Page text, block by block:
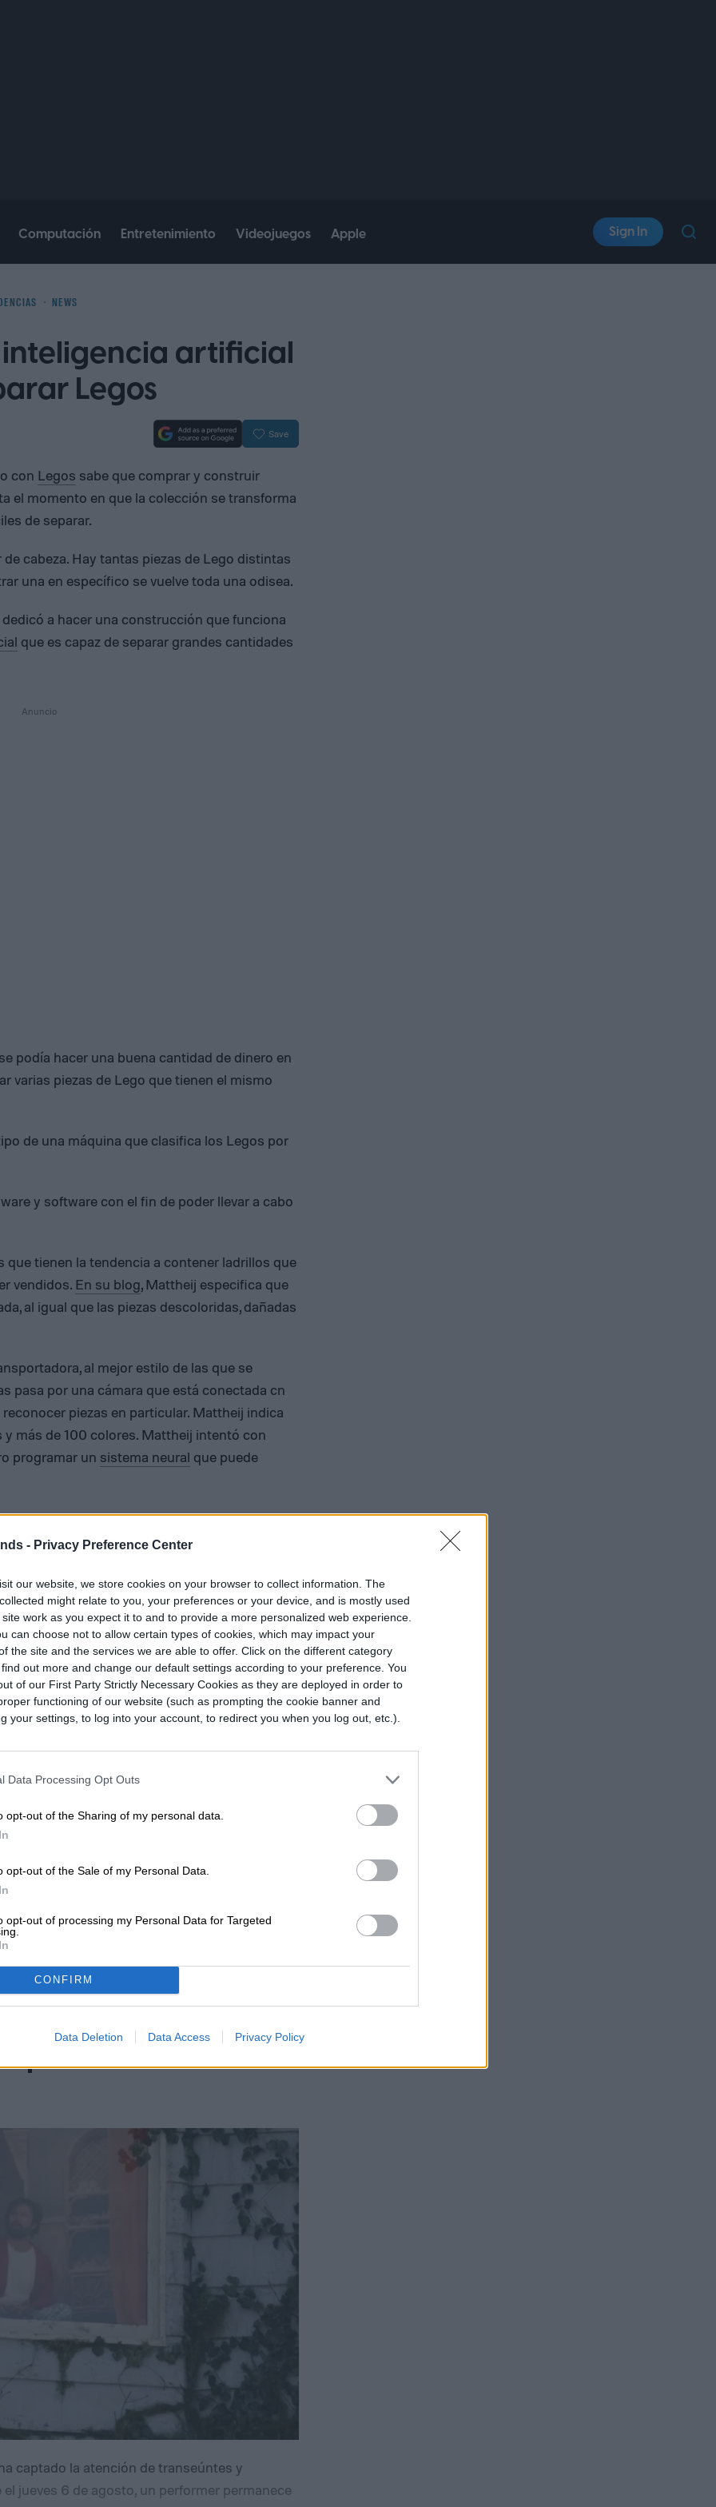
- Privacy Preference Center
our website, we store cookies on your browser to collect information. The
might relate to you, your preferences or your device, and is mostly used
work as you expect it to and to provide a more personalized web experience.
can choose not to allow certain types of cookies, which may impact your
the site and the services we are able to offer. Click on the different category
out more and change our default settings according to your preference. You
of our First Party Strictly Necessary Cookies as they are deployed in order to
functioning of our website (such as prompting the cookie banner and
your settings, to log into your account, to redirect you when you log out, etc.).
Data Processing Opt Outs
opt-out of the Sharing of my personal data.
opt-out of the Sale of my Personal Data.
opt-out of processing my Personal Data for Targeted
CONFIRM
Data Deletion Data Access Privacy Policy
Computación Entretenimiento Videojuegos Apple Sign In
NEWS
inteligencia artificial
Legos
Save
con Legos sabe que comprar y construir
el momento en que la colección se transforma
de separar.
cabeza. Hay tantas piezas de Lego distintas
una en específico se vuelve toda una odisea.
a hacer una construcción que funciona
que es capaz de separar grandes cantidades
podía hacer una buena cantidad de dinero en
varias piezas de Lego que tienen el mismo
de una máquina que clasifica los Legos por
y software con el fin de poder llevar a cabo
que tienen la tendencia a contener ladrillos que
vendidos. En su blog, Mattheij especifica que
al igual que las piezas descoloridas, dañadas
al mejor estilo de las que se
pasa por una cámara que está conectada cn
piezas en particular. Mattheij indica
más de 100 colores. Mattheij intentó con
programar un sistema neural que puede
en 30ms, con una GPU Nvidia GeForce
de estar en su versión final, y que puede
y acepta kilos de Legos.
de Lego se pueden beneficiar de
de una valla
promocionar The
captado la atención de transeúntes y
jueves 6 de agosto, un performer permanece